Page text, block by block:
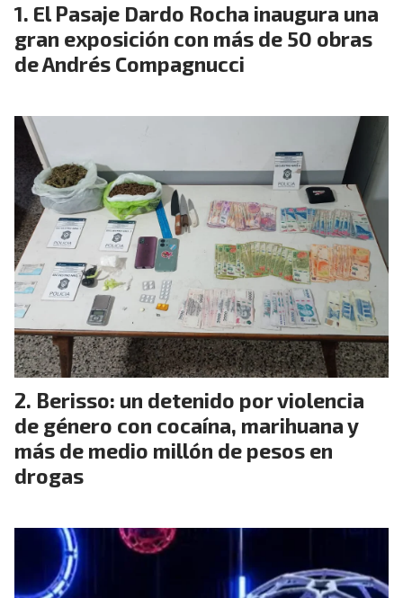
El Pasaje Dardo Rocha inaugura una
gran exposición con más de 50 obras
de Andrés Compagnucci
Berisso: un detenido por violencia
de género con cocaína, marihuana y
más de medio millón de pesos en
drogas